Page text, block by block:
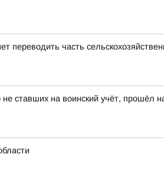
переводить часть
ставших на воинский учёт, прошёл